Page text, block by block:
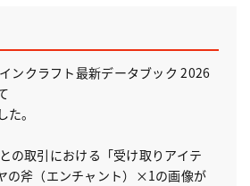
ンクラフト最新データブック 2026
。
の取引における「受け取りアイテ
の斧（エンチャント）×1の画像が